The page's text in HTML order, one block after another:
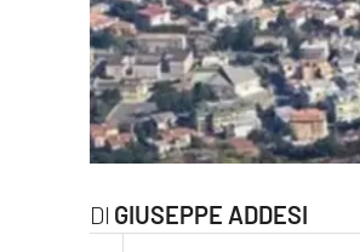
GIUSEPPE ADDESI